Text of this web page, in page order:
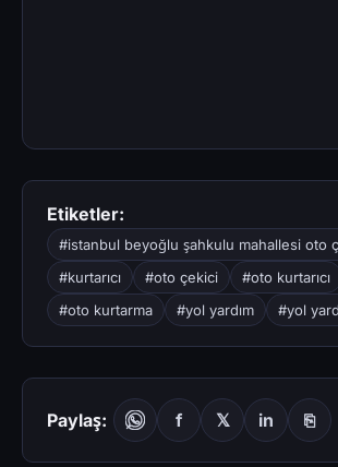
Etiketler:
#istanbul beyoğlu şahkulu mahallesi oto
#kurtarıcı
#oto çekici
#oto kurtarıcı
#oto kurtarma
#yol yardım #yol
Paylaş: f 𝕏 in ⎘